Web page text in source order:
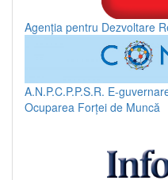
Agenția pentru Dezvoltare
A.N.P.C.P.P.S.R. E-
Ocuparea Forței de Muncă